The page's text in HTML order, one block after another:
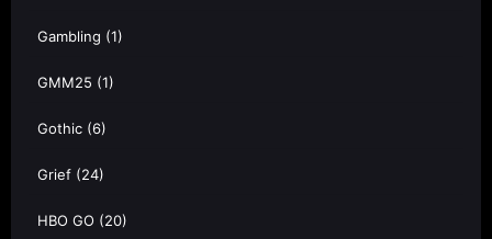
Gambling (1)
GMM25 (1)
Gothic (6)
Grief (24)
HBO GO (20)